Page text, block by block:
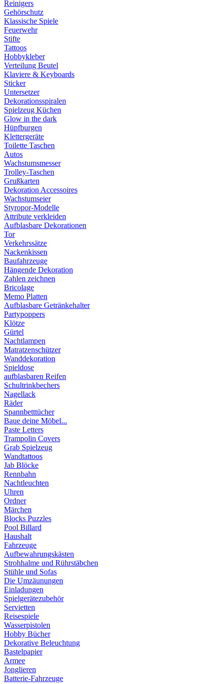
Reinigers
Gehörschutz
Klassische Spiele
Feuerwehr
Stifte
Tattoos
Hobbykleber
Verteilung Beutel
Klaviere & Keyboards
Sticker
Untersetzer
Dekorationsspiralen
Spielzeug Küchen
Glow in the dark
Hüpfburgen
Klettergeräte
Toilette Taschen
Autos
Wachstumsmesser
Trolley-Taschen
Grußkarten
Dekoration Accessoires
Wachstumseier
Styropor-Modelle
Attribute verkleiden
Aufblasbare Dekorationen
Tor
Verkehrssätze
Nackenkissen
Baufahrzeuge
Hängende Dekoration
Zahlen zeichnen
Bricolage
Memo Platten
Aufblasbare Getränkehalter
Partypoppers
Klötze
Gürtel
Nachtlampen
Matratzenschützer
Wanddekoration
Spieldose
aufblasbaren Reifen
Schultrinkbechers
Nagellack
Räder
Spannbetttücher
Baue deine Möbel...
Paste Letters
Trampolin Covers
Grab Spielzeug
Wandtattoos
Jab Blöcke
Rennbahn
Nachtleuchten
Uhren
Ordner
Märchen
Blocks Puzzles
Pool Billard
Haushalt
Fahrzeuge
Aufbewahrungskästen
Strohhalme und Rührstäbchen
Stühle und Sofas
Die Umzäunungen
Einladungen
Spielgerätezubehör
Servietten
Reisespiele
Wasserpistolen
Hobby Bücher
Dekorative Beleuchtung
Bastelpapier
Armee
Jonglieren
Batterie-Fahrzeuge